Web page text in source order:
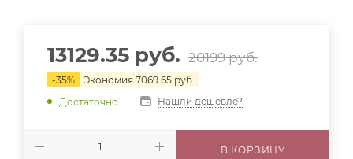
13129.35 руб. 20199руб.
-35% Экономия 7069.65 руб.
Достаточно
Нашли дешевле?
В КОРЗИНУ